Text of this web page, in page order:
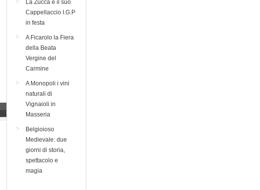
La Zucca e il suo
Cappellaccio I.G.P
in festa
A Ficarolo la Fiera
della Beata
Vergine del
Carmine
A Monopoli i vini
naturali di
Vignaioli in
Masseria
Belgioioso
Medievale: due
giorni di storia,
spettacolo e
magia